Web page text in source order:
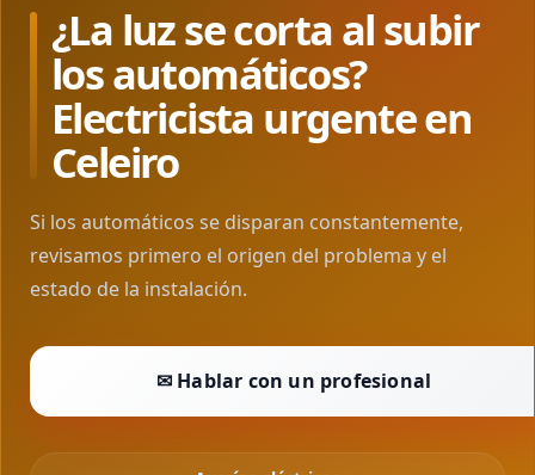
¿La luz se corta al subir
los automáticos?
Electricista urgente en
Celeiro
Si los automáticos se disparan constantemente,
revisamos primero el origen del problema y el
estado de la instalación.
✉ Hablar con un profesional